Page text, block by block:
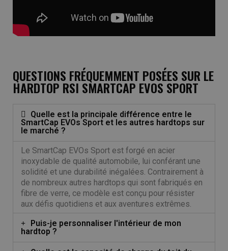
QUESTIONS FRÉQUEMMENT POSÉES SUR LE
HARDTOP RSI SMARTCAP EVOS SPORT
Quelle est la principale différence entre le
SmartCap EVOs Sport et les autres hardtops sur
le marché ?
Le SmartCap EVOs Sport est forgé en acier
inoxydable de qualité automobile, lui conférant une
solidité et une durabilité inégalées. Contrairement à
de nombreux autres hardtops qui sont fabriqués en
fibre de verre, ce modèle est conçu pour résister
aux défis quotidiens et aux aventures extrêmes.
Puis-je personnaliser l'intérieur de mon
hardtop ?